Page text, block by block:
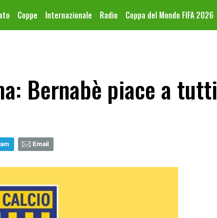
Coppe Internazionale Radio Coppa del Mondo FIFA 2026
Bernabè piace a tutti
Email